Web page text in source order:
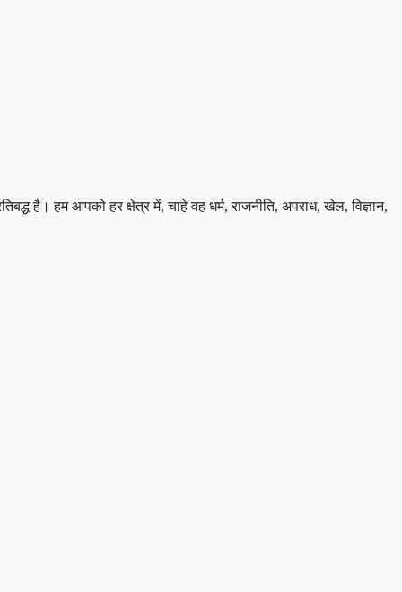
है। हम आपको हर क्षेत्र में, चाहे वह धर्म, राजनीति, अपराध, खेल, विज्ञान,